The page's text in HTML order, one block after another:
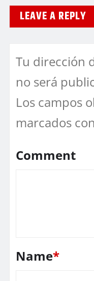
LEAVE A REPLY
Tu dirección
no será
Los campos
marcados con
Comment
Name*